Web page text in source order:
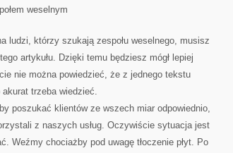
weselnym
ludzi, którzy szukają zespołu weselnego, musisz
artykułu. Dzięki temu będziesz mógł lepiej
nie można powiedzieć, że z jednego tekstu
trzeba wiedzieć.
poszukać klientów ze wszech miar odpowiednio,
z naszych usług. Oczywiście sytuacja jest
Weźmy chociażby pod uwagę tłoczenie płyt. Po